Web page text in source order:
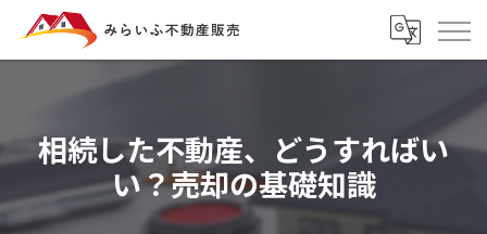
相続した不動産、どうすればい
い？売却の基礎知識